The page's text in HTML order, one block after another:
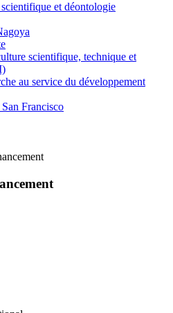
et déontologie
scientifique, technique et
au service du développement
Francisco